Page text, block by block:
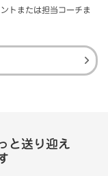
トまたは担当コーチま
と送り迎え